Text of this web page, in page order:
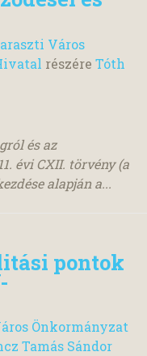
Város
részére Tóth
és az
évi CXII. törvény (a
alapján a...
pontok
Önkormányzat
Tamás Sándor